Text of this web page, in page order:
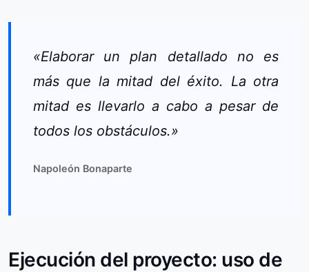
«Elaborar un plan detallado no es
más que la mitad del éxito. La otra
mitad es llevarlo a cabo a pesar de
todos los obstáculos.»
Napoleón Bonaparte
Ejecución del proyecto: uso de